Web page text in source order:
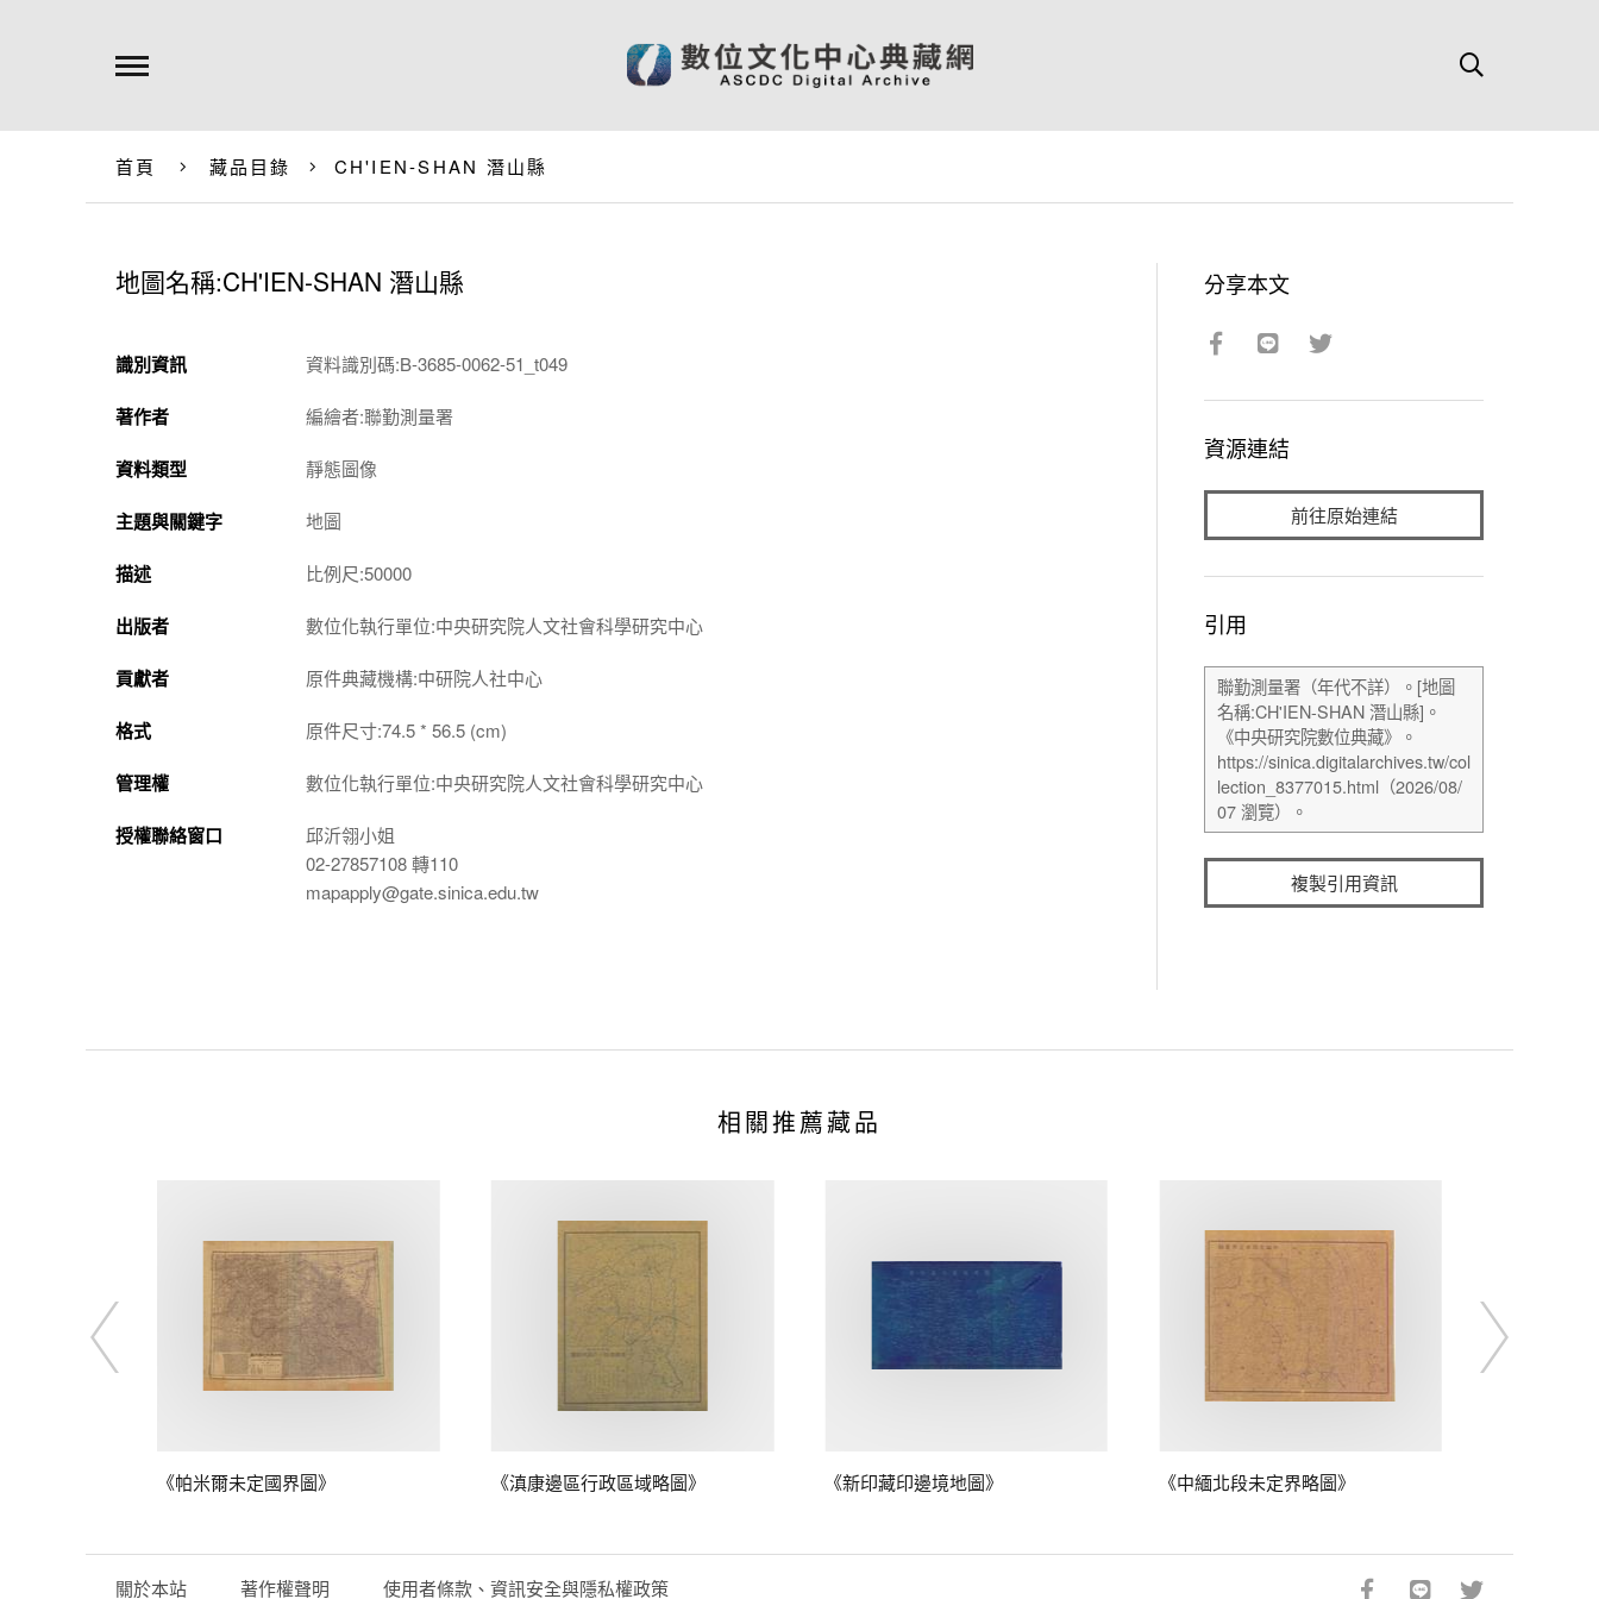
首頁 藏品目錄 CH'IEN-SHAN 潛山縣
地圖名稱:CH'IEN-SHAN 潛山縣
識別資訊 資料識別碼:B-3685-0062-51_t049
著作者 編繪者:聯勤測量署
資料類型 靜態圖像
主題與關鍵字 地圖
描述 比例尺:50000
出版者 數位化執行單位:中央研究院人文社會科學研究中心
貢獻者 原件典藏機構:中研院人社中心
格式 原件尺寸:74.5 * 56.5 (cm)
管理權 數位化執行單位:中央研究院人文社會科學研究中心
授權聯絡窗口
邱沂翎小姐
02-27857108 轉110
mapapply@gate.sinica.edu.tw
分享本文
資源連結
前往原始連結
引用
複製引用資訊
相關推薦藏品
《帕米爾未定國界圖》 《滇康邊區行政區域略圖》 《新印藏印邊境地圖》 《中緬北段未定界略圖》
關於本站 著作權聲明 使用者條款、資訊安全與隱私權政策